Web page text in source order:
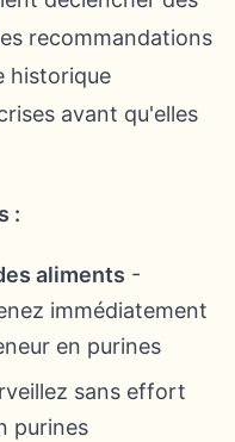
recommandations
historique
avant qu'elles
:
aliments -
immédiatement
en purines
sans effort
purines